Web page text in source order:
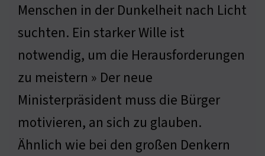
Menschen in der Dunkelheit nach Licht
suchten. Ein starker Wille ist
notwendig, um die Herausforderungen
zu meistern » Der neue
Ministerpräsident muss die Bürger
motivieren, an sich zu glauben.
Ähnlich wie bei den großen Denkern